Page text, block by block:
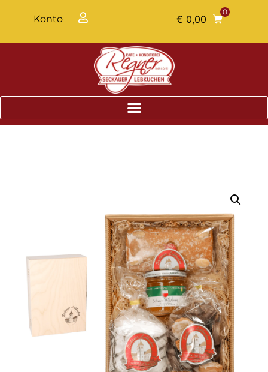
Konto € 0,00
0